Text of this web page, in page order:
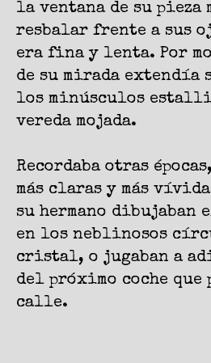
la ventana de su pieza
resbalar frente a sus
era fina y lenta. Por
de su mirada extendía
los minúsculos
vereda mojada.
Recordaba otras
más claras y más
su hermano dibujaban
en los neblinosos
cristal, o jugaban a
del próximo coche que
calle.